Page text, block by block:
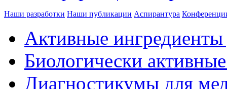
Наши разработки Наши публикации Аспирантура
Активные
Биологически
Диагностикумы для